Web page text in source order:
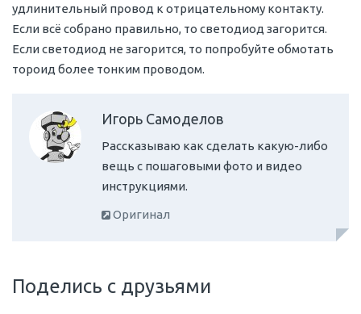
удлинительный провод к отрицательному контакту.
Если всё собрано правильно, то светодиод загорится.
Если светодиод не загорится, то попробуйте обмотать
тороид более тонким проводом.
Игорь Самоделов
Рассказываю как сделать какую-либо
вещь с пошаговыми фото и видео
инструкциями.
Оригинал
Поделись с друзьями